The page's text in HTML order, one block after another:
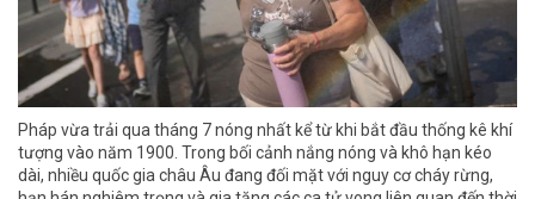
Pháp vừa trải qua tháng 7 nóng nhất kể từ khi bắt đầu thống kê khí
tượng vào năm 1900. Trong bối cảnh nắng nóng và khô hạn kéo
dài, nhiều quốc gia châu Âu đang đối mặt với nguy cơ cháy rừng,